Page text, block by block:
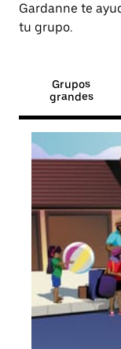
Gardanne te
tu grupo.
Grupos
grandes